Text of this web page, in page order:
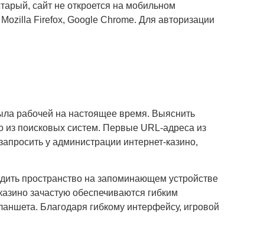
сайт не откроется на мобильном
Firefox, Google Chrome. Для авторизации
рабочей на настоящее время. Выяснить
из поисковых систем. Первые URL-адреса из
у администрации интернет-казино,
пространство на запоминающем устройстве
зачастую обеспечиваются гибким
Благодаря гибкому интерфейсу, игровой